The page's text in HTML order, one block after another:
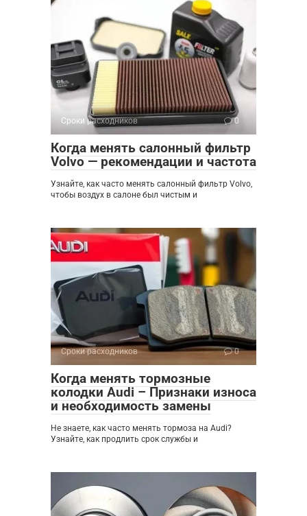
Сроки расходников 0
Когда менять салонный фильтр
Volvo — рекомендации и частота
Узнайте, как часто менять салонный фильтр Volvo,
чтобы воздух в салоне был чистым и
Сроки расходников 0
Когда менять тормозные
колодки Audi – Признаки износа
и необходимость замены
Не знаете, как часто менять тормоза на Audi?
Узнайте, как продлить срок службы и